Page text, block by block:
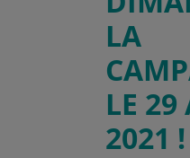
LA
LE 29
2021 !